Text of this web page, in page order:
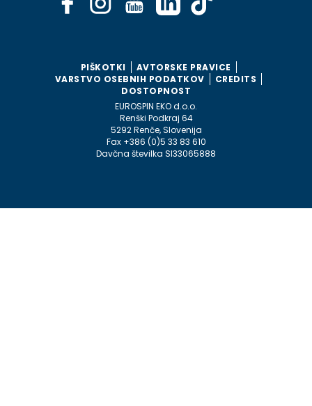
PIŠKOTKI
AVTORSKE PRAVICE
VARSTVO OSEBNIH PODATKOV
CREDITS
DOSTOPNOST
EUROSPIN EKO d.o.o.
Renški Podkraj 64
5292 Renče, Slovenija
Fax +386 (0)5 33 83 610
Davčna številka SI33065888